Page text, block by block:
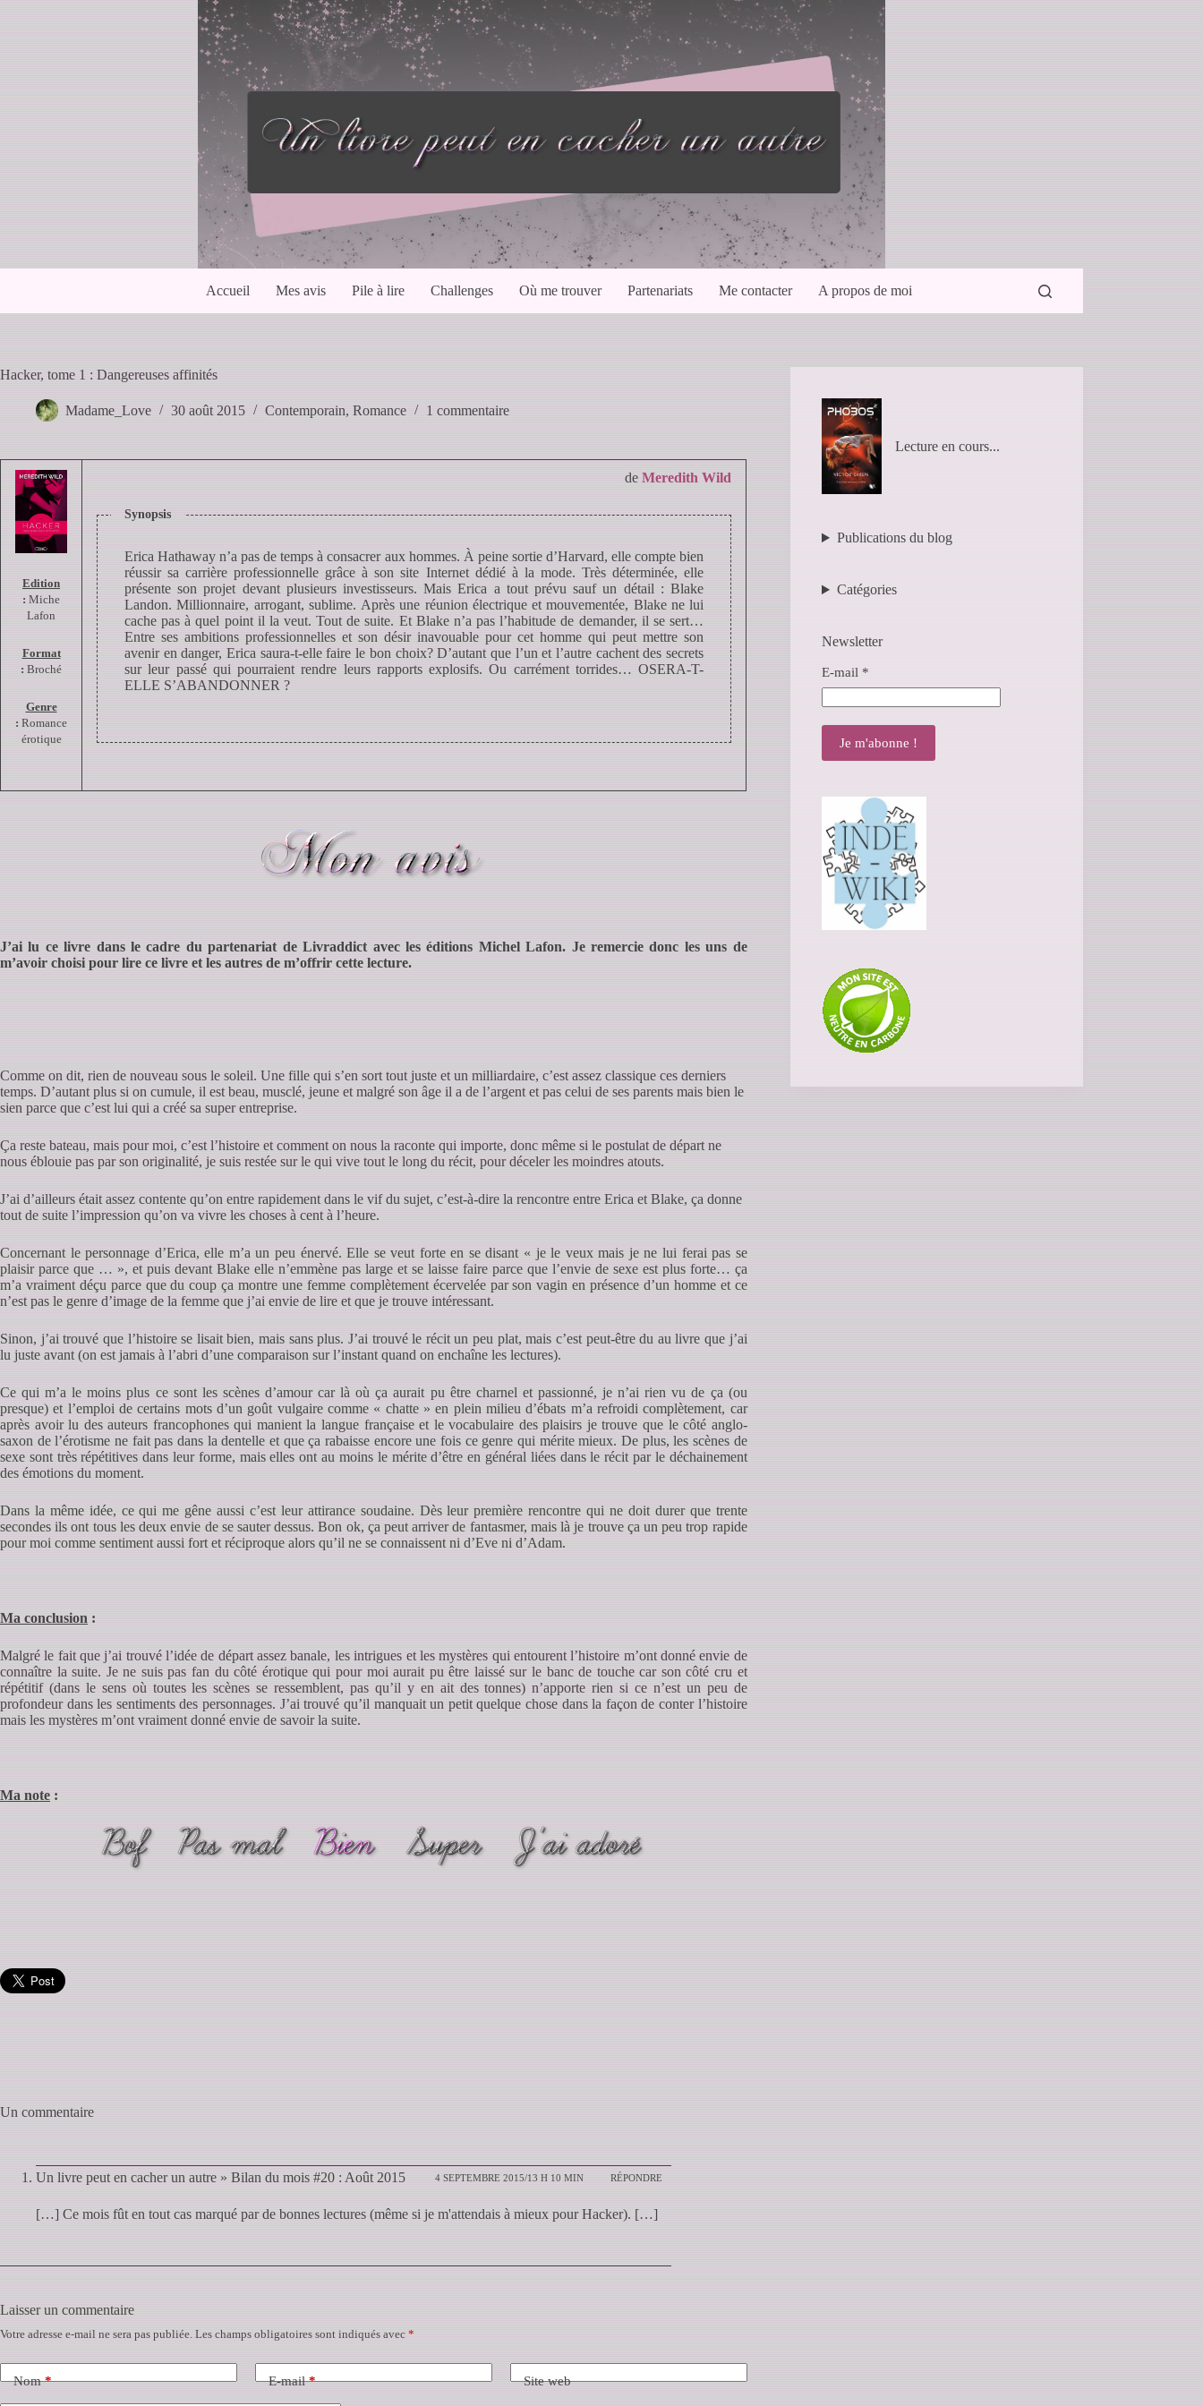
Accueil Mes avis Pile à lire Challenges Où me trouver Partenariats Me contacter A propos de moi
Hacker, tome 1 : Dangereuses affinités
Madame_Love 30 août 2015 Contemporain, Romance 1 commentaire
Edition
: Miche
Lafon
Format
: Broché
Genre
: Romance
érotique
de Meredith Wild
Synopsis
Erica Hathaway n’a pas de temps à consacrer aux hommes. À peine sortie d’Harvard, elle compte bien
réussir sa carrière professionnelle grâce à son site Internet dédié à la mode. Très déterminée, elle
présente son projet devant plusieurs investisseurs. Mais Erica a tout prévu sauf un détail : Blake
Landon. Millionnaire, arrogant, sublime. Après une réunion électrique et mouvementée, Blake ne lui
cache pas à quel point il la veut. Tout de suite. Et Blake n’a pas l’habitude de demander, il se sert…
Entre ses ambitions professionnelles et son désir inavouable pour cet homme qui peut mettre son
avenir en danger, Erica saura-t-elle faire le bon choix? D’autant que l’un et l’autre cachent des secrets
sur leur passé qui pourraient rendre leurs rapports explosifs. Ou carrément torrides… OSERA-T-
ELLE S’ABANDONNER ?
J’ai lu ce livre dans le cadre du partenariat de Livraddict avec les éditions Michel Lafon. Je remercie donc les uns de
m’avoir choisi pour lire ce livre et les autres de m’offrir cette lecture.
Comme on dit, rien de nouveau sous le soleil. Une fille qui s’en sort tout juste et un milliardaire, c’est assez classique ces derniers
temps. D’autant plus si on cumule, il est beau, musclé, jeune et malgré son âge il a de l’argent et pas celui de ses parents mais bien le
sien parce que c’est lui qui a créé sa super entreprise.
Ça reste bateau, mais pour moi, c’est l’histoire et comment on nous la raconte qui importe, donc même si le postulat de départ ne
nous éblouie pas par son originalité, je suis restée sur le qui vive tout le long du récit, pour déceler les moindres atouts.
J’ai d’ailleurs était assez contente qu’on entre rapidement dans le vif du sujet, c’est-à-dire la rencontre entre Erica et Blake, ça donne
tout de suite l’impression qu’on va vivre les choses à cent à l’heure.
Concernant le personnage d’Erica, elle m’a un peu énervé. Elle se veut forte en se disant « je le veux mais je ne lui ferai pas se
plaisir parce que … », et puis devant Blake elle n’emmène pas large et se laisse faire parce que l’envie de sexe est plus forte… ça
m’a vraiment déçu parce que du coup ça montre une femme complètement écervelée par son vagin en présence d’un homme et ce
n’est pas le genre d’image de la femme que j’ai envie de lire et que je trouve intéressant.
Sinon, j’ai trouvé que l’histoire se lisait bien, mais sans plus. J’ai trouvé le récit un peu plat, mais c’est peut-être du au livre que j’ai
lu juste avant (on est jamais à l’abri d’une comparaison sur l’instant quand on enchaîne les lectures).
Ce qui m’a le moins plus ce sont les scènes d’amour car là où ça aurait pu être charnel et passionné, je n’ai rien vu de ça (ou
presque) et l’emploi de certains mots d’un goût vulgaire comme « chatte » en plein milieu d’ébats m’a refroidi complètement, car
après avoir lu des auteurs francophones qui manient la langue française et le vocabulaire des plaisirs je trouve que le côté anglo-
saxon de l’érotisme ne fait pas dans la dentelle et que ça rabaisse encore une fois ce genre qui mérite mieux. De plus, les scènes de
sexe sont très répétitives dans leur forme, mais elles ont au moins le mérite d’être en général liées dans le récit par le déchainement
des émotions du moment.
Dans la même idée, ce qui me gêne aussi c’est leur attirance soudaine. Dès leur première rencontre qui ne doit durer que trente
secondes ils ont tous les deux envie de se sauter dessus. Bon ok, ça peut arriver de fantasmer, mais là je trouve ça un peu trop rapide
pour moi comme sentiment aussi fort et réciproque alors qu’il ne se connaissent ni d’Eve ni d’Adam.
Ma conclusion :
Malgré le fait que j’ai trouvé l’idée de départ assez banale, les intrigues et les mystères qui entourent l’histoire m’ont donné envie de
connaître la suite. Je ne suis pas fan du côté érotique qui pour moi aurait pu être laissé sur le banc de touche car son côté cru et
répétitif (dans le sens où toutes les scènes se ressemblent, pas qu’il y en ait des tonnes) n’apporte rien si ce n’est un peu de
profondeur dans les sentiments des personnages. J’ai trouvé qu’il manquait un petit quelque chose dans la façon de conter l’histoire
mais les mystères m’ont vraiment donné envie de savoir la suite.
Ma note :
Lecture en cours...
Publications du blog
Catégories
Newsletter
E-mail *
Un commentaire
Un livre peut en cacher un autre » Bilan du mois #20 : Août 2015 4 SEPTEMBRE 2015/13 H 10 MIN RÉPONDRE
[…] Ce mois fût en tout cas marqué par de bonnes lectures (même si je m'attendais à mieux pour Hacker). […]
Laisser un commentaire
Votre adresse e-mail ne sera pas publiée. Les champs obligatoires sont indiqués avec *
Nom* E-mail* Site web